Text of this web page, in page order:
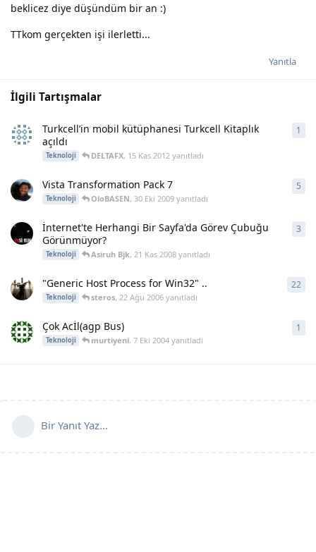
beklicez diye düşündüm bir an :)
TTkom gerçekten işi ilerletti...
Yanıtla
İlgili Tartışmalar
Turkcell’in mobil kütüphanesi Turkcell Kitaplık
açıldı
Teknoloji DELTAFX, 15 Kas 2012 yanıtladı
1
Vista Transformation Pack 7
Teknoloji OloBASEN,30 Eki 2009 yanıtladı
5
İnternet'te Herhangi Bir Sayfa'da Görev Çubuğu
Görünmüyor?
Teknoloji Asiruh Bjk,21 Kas 2008 yanıtladı
3
"Generic Host Process for Win32" ..
Teknoloji steros,22 Ağu 2006 yanıtladı
22
Çok Acİl(agp Bus)
Teknoloji murtiyeni,7 Eki 2004 yanıtladı
1
Bir Yanıt Yaz...